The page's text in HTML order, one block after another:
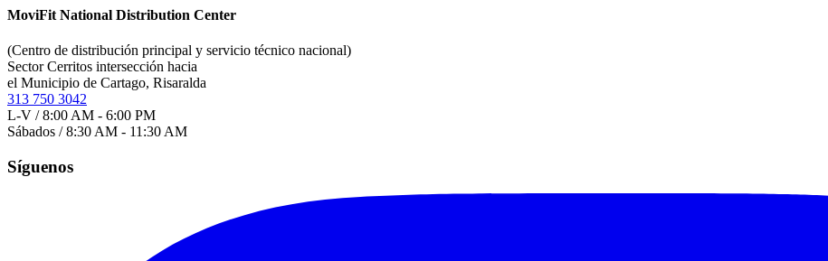
MoviFit National Distribution Center
(Centro de distribución principal y servicio técnico nacional)
Sector Cerritos intersección hacia
el Municipio de Cartago, Risaralda
313 750 3042
L-V / 8:00 AM - 6:00 PM
Sábados / 8:30 AM - 11:30 AM
Síguenos